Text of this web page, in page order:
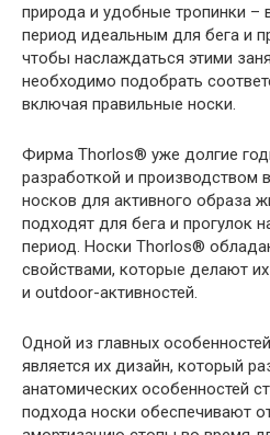
природа и удобные тропинки –
период идеальным для бега и
чтобы наслаждаться этими
необходимо подобрать
включая правильные носки.
Фирма Thorlos® уже долгие
разработкой и производством
носков для активного образа
подходят для бега и прогулок
период. Носки Thorlos®
свойствами, которые делают
и outdoor-активностей.
Одной из главных
является их дизайн, который
анатомических особенностей
подхода носки обеспечивают